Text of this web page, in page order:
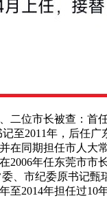
位市长被查：首
至2011年，后任广
同期担任市人大
年任东莞市市
市纪委原书记甄
2014年担任过10